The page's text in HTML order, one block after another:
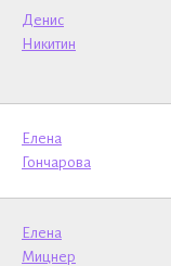
Денис
Никитин
Елена
Гончарова
Елена
Мицнер